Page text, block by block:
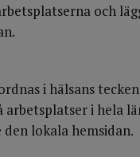
och
i hälsans
arbetsplatser i hela
lokala hemsidan.